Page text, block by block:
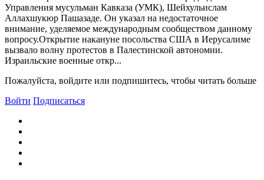
Управления мусульман Кавказа (УМК), Шейхульислам
Аллахшукюр Пашазаде. Он указал на недостаточное
внимание, уделяемое международным сообществом данному
вопросу.Открытие накануне посольства США в Иерусалиме
вызвало волну протестов в Палестинской автономии.
Израильские военные откр...
Пожалуйста, войдите или подпишитесь, чтобы читать больше
Войти Подписаться